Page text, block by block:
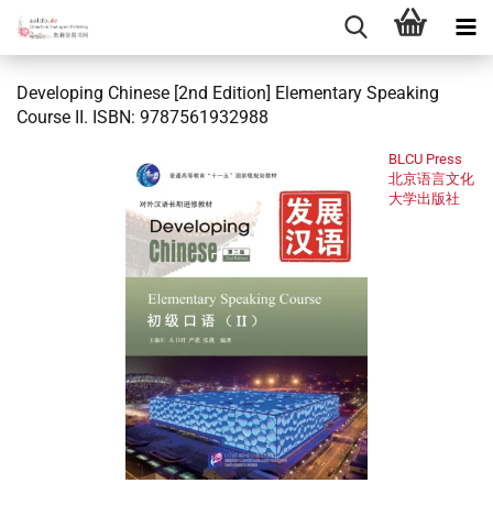
Developing Chinese [2nd Edition] Elementary Speaking
Course II. ISBN: 9787561932988
BLCU Press
北京语言文化
大学出版社